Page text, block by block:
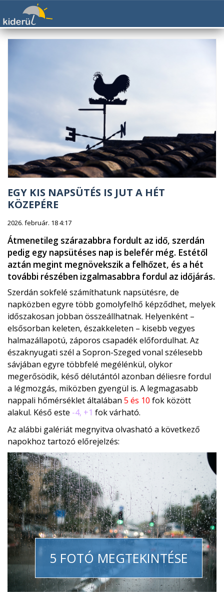
EGY KIS NAPSÜTÉS IS JUT A HÉT
KÖZEPÉRE
2026. február. 18 4:17
Átmenetileg szárazabbra fordult az idő, szerdán
pedig egy napsütéses nap is belefér még. Estétől
aztán megint megnövekszik a felhőzet, és a hét
további részében izgalmasabbra fordul az időjárás.
Szerdán sokfelé számíthatunk napsütésre, de
napközben egyre több gomolyfelhő képződhet, melyek
időszakosan jobban összeállhatnak. Helyenként –
elsősorban keleten, északkeleten – kisebb vegyes
halmazállapotú, záporos csapadék előfordulhat. Az
északnyugati szél a Sopron-Szeged vonal szélesebb
sávjában egyre többfelé megélénkül, olykor
megerősödik, késő délutántól azonban déliesre fordul
a légmozgás, miközben gyengül is. A legmagasabb
nappali hőmérséklet általában 5 és 10 fok között
alakul. Késő este -4, +1 fok várható.
Az alábbi galériát megnyitva olvasható a következő
napokhoz tartozó előrejelzés:
5 FOTÓ MEGTEKINTÉSE